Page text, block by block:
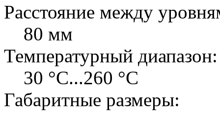
Расстояние между
80 мм
Температурный диапазон:
30 °C...260 °C
Габаритные размеры: